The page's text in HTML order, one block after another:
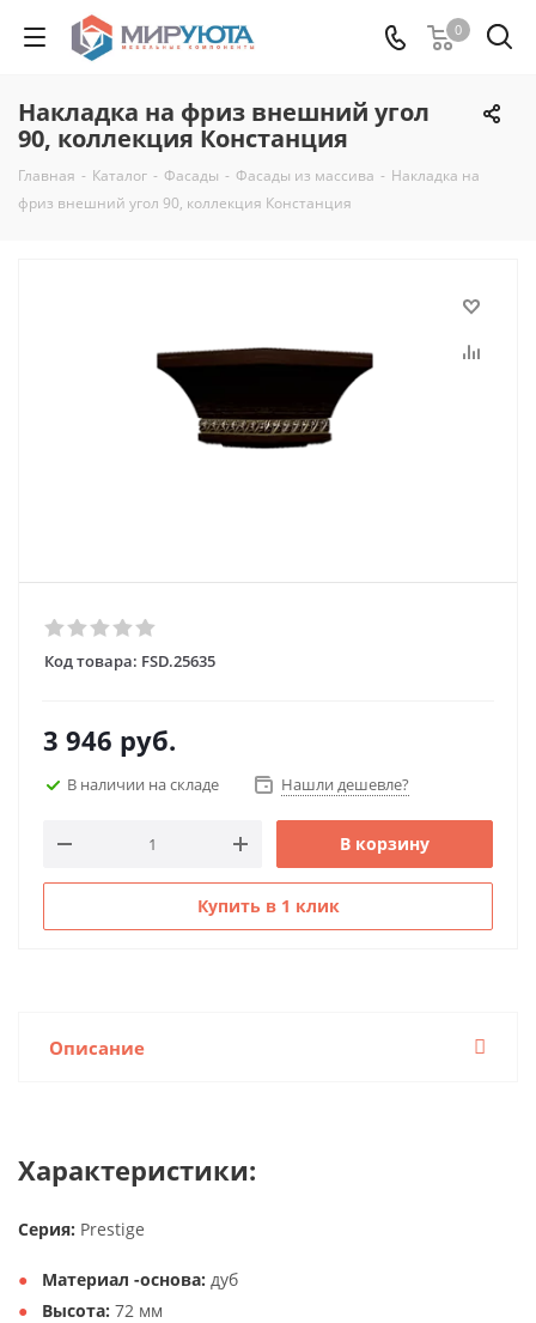
0
Накладка на фриз внешний угол
90, коллекция Констанция
Главная - Каталог - Фасады - Фасады из массива - Накладка на
фриз внешний угол 90, коллекция Констанция
Код товара: FSD.25635
3 946 руб.
В наличии на складе Нашли дешевле?
В корзину
Купить в 1 клик
Описание
Характеристики:
Серия: Prestige
Материал -основа: дуб
Высота: 72 мм